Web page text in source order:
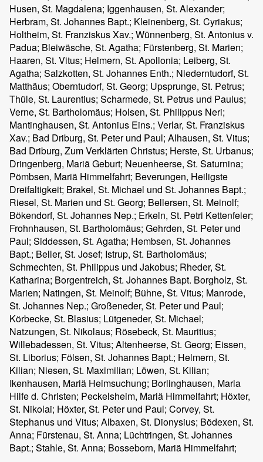
Husen, St. Magdalena; Iggenhausen, St. Alexander;
Herbram, St. Johannes Bapt.; Kleinenberg, St. Cyriakus;
Holtheim, St. Franziskus Xav.; Wünnenberg, St. Antonius v.
Padua; Bleiwäsche, St. Agatha; Fürstenberg, St. Marien;
Haaren, St. Vitus; Helmern, St. Apollonia; Leiberg, St.
Agatha; Salzkotten, St. Johannes Enth.; Niederntudorf, St.
Matthäus; Oberntudorf, St. Georg; Upsprunge, St. Petrus;
Thüle, St. Laurentius; Scharmede, St. Petrus und Paulus;
Verne, St. Bartholomäus; Holsen, St. Philippus Neri;
Mantinghausen, St. Antonius Eins.; Verlar, St. Franziskus
Xav.; Bad Driburg, St. Peter und Paul; Alhausen, St. Vitus;
Bad Driburg, Zum Verklärten Christus; Herste, St. Urbanus;
Dringenberg, Mariä Geburt; Neuenheerse, St. Saturnina;
Pömbsen, Mariä Himmelfahrt; Beverungen, Heiligste
Dreifaltigkeit; Brakel, St. Michael und St. Johannes Bapt.;
Riesel, St. Marien und St. Georg; Bellersen, St. Meinolf;
Bökendorf, St. Johannes Nep.; Erkeln, St. Petri Kettenfeier;
Frohnhausen, St. Bartholomäus; Gehrden, St. Peter und
Paul; Siddessen, St. Agatha; Hembsen, St. Johannes
Bapt.; Beller, St. Josef; Istrup, St. Bartholomäus;
Schmechten, St. Philippus und Jakobus; Rheder, St.
Katharina; Borgentreich, St. Johannes Bapt. Borgholz, St.
Marien; Natingen, St. Meinolf; Bühne, St. Vitus; Manrode,
St. Johannes Nep.; Großeneder, St. Peter und Paul;
Körbecke, St. Blasius; Lütgeneder, St. Michael;
Natzungen, St. Nikolaus; Rösebeck, St. Mauritius;
Willebadessen, St. Vitus; Altenheerse, St. Georg; Eissen,
St. Liborius; Fölsen, St. Johannes Bapt.; Helmern, St.
Kilian; Niesen, St. Maximilian; Löwen, St. Kilian;
Ikenhausen, Mariä Heimsuchung; Borlinghausen, Maria
Hilfe d. Christen; Peckelsheim, Mariä Himmelfahrt; Höxter,
St. Nikolai; Höxter, St. Peter und Paul; Corvey, St.
Stephanus und Vitus; Albaxen, St. Dionysius; Bödexen, St.
Anna; Fürstenau, St. Anna; Lüchtringen, St. Johannes
Bapt.; Stahle, St. Anna; Bosseborn, Mariä Himmelfahrt;